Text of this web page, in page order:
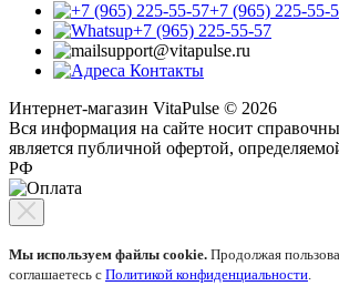
+7 (965) 225-55-
+7 (965) 225-55-57
support@vitapulse.ru
Контакты
Интернет-магазин VitaPulse © 2026
Вся информация на сайте носит
является публичной офертой,
РФ
Мы используем файлы cookie. Продолжая
соглашаетесь с Политикой конфиденциальности.